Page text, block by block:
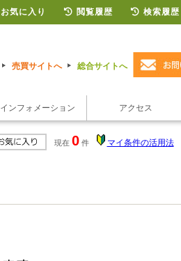
売買サイトへ 総合サイトへ
インフォメーション アクセス
現在 0 件 マイ条件の活用法
お気に入り 閲覧履歴 検索履歴